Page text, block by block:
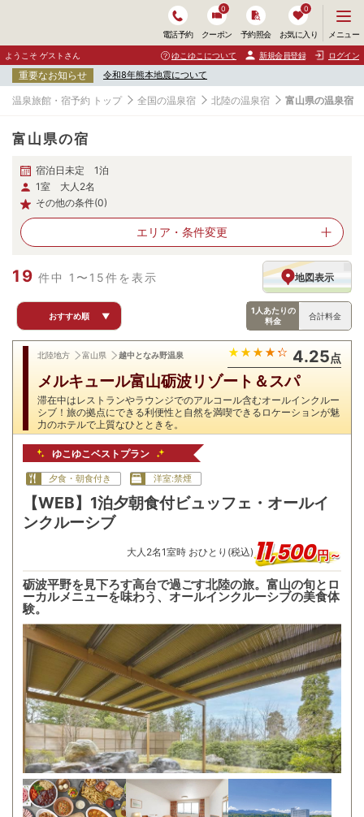
電話予約 クーポン
0
予約照会 お気に入り
0
ニ
ュ
ー
開
く
メニュー
ようこそ ゲストさん ゆこゆこについて 新規会員登録 ログイン
重要なお知らせ 令和8年熊本地震について
温泉旅館・宿予約 トップ 全国の温泉宿 北陸の温泉宿 富山県の温泉宿
富山県の宿
宿泊日未定 1泊
1室 大人2名
その他の条件(0)
エリア・ 条件変更
19 件中 1〜15件を表示 地図表示
おすすめ順 ▼
1人あたりの
料金
合計料金
北陸地方 富山県 越中となみ野温泉 4.25点
メルキュール富山砺波リゾート＆スパ
滞在中はレストランやラウンジでのアルコール含むオールインクルー
シブ！旅の拠点にできる利便性と自然を満喫できるロケーションが魅
力のホテルで上質なひとときを。
ゆこゆこベストプラン
夕食・朝食付き 洋室:禁煙
【WEB】1泊夕朝食付ビュッフェ・オールイ
ンクルーシブ
大人 2名1室時 おひとり(税込)11,500円～
砺波平野を見下ろす高台で過ごす北陸の旅。富山の旬とロ
ーカルメニューを味わう、オールインクルーシブの美食体
験。